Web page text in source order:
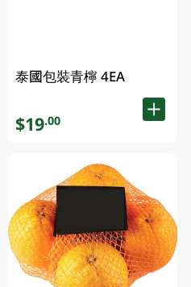
泰國包裝青檸 4EA
$19.00